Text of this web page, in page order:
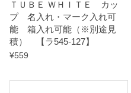
ＴＵＢＥ ＷＨＩＴＥ カッ
プ 名入れ・マーク入れ可
能 箱入れ可能（※別途見
積） 【ラ545-127】
¥559